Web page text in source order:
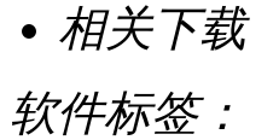
相关下载
软件标签：